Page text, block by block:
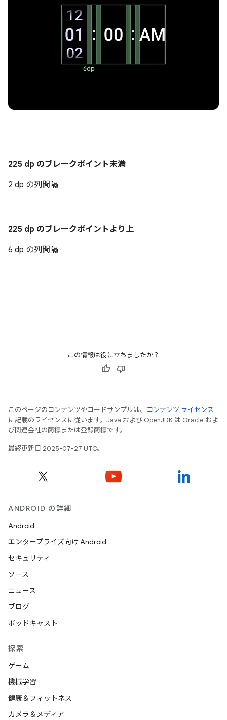
225 dp のブレークポイント未満
2 dp の列間隔
225 dp のブレークポイントより上
6 dp の列間隔
この情報は役に立ちましたか？
このページのコンテンツやコードサンプルは、
コンテンツ ライセンス
に記載のライセンスに従います。Java および OpenJDK は Oracle およ
び関連会社の商標または登録商標です。
最終更新日 2025-07-27 UTC。
ANDROID の詳細
Android
エンタープライズ向け Android
セキュリティ
ソース
ニュース
ブログ
ポッドキャスト
探索
ゲーム
機械学習
健康＆フィットネス
カメラ＆メディア